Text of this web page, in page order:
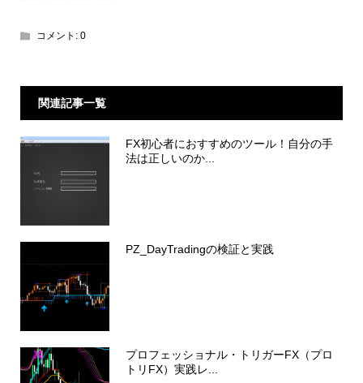
コメント: 0
関連記事一覧
FX初心者におすすめのツール！自分の手
法は正しいのか...
PZ_DayTradingの検証と実践
プロフェッショナル・トリガーFX（プロ
トリFX）実践レ...